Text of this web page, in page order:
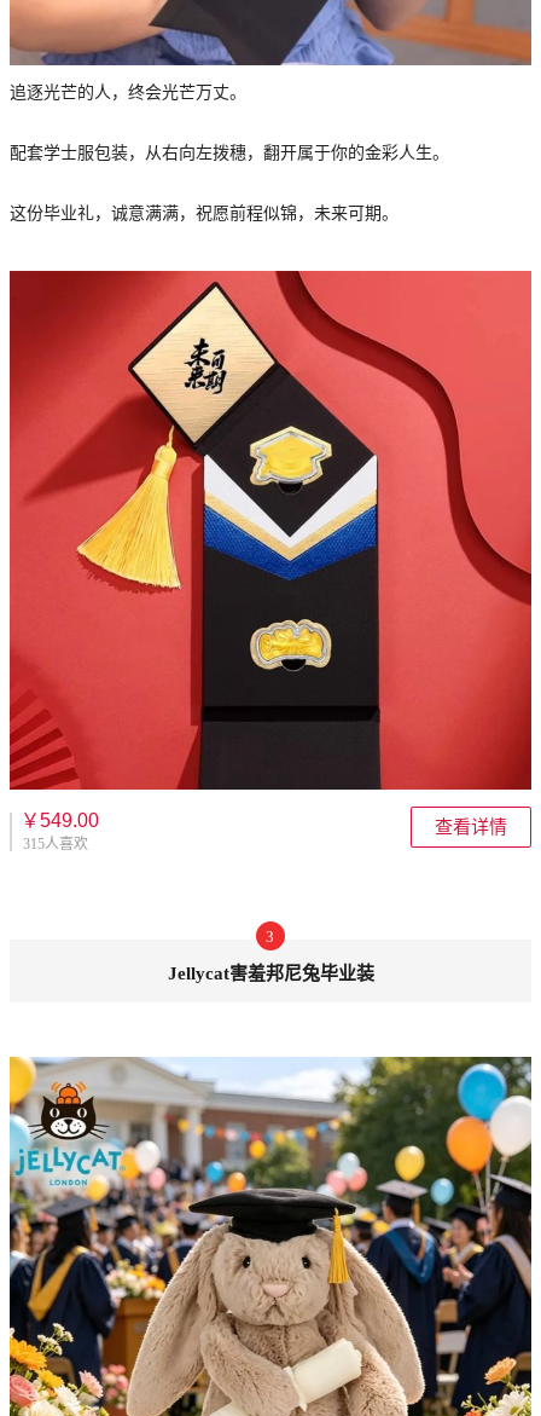
追逐光芒的人，终会光芒万丈。
配套学士服包装，从右向左拨穗，翻开属于你的金彩人生。
这份毕业礼，诚意满满，祝愿前程似锦，未来可期。
￥549.00
315人喜欢
查看详情
3
Jellycat害羞邦尼兔毕业装